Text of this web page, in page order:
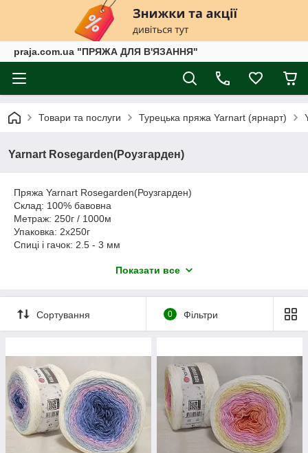
praja.com.ua "ПРЯЖА ДЛЯ В'ЯЗАННЯ"
Товари та послуги Турецька пряжа Yarnart (ярнарт)
Yarnart Rosegarden(Роузгарден)
Пряжа Yarnart Rosegarden(Роузгарден)
Склад: 100% бавовна
Метраж: 250г / 1000м
Упаковка: 2х250г
Спиці і гачок: 2.5 - 3 мм
Пряжа Yarnart Rosegarden(Роузгарден) - літня, м'яка
одного тону в інший.
Речі з пряжі Роузгарден будуть яскравими і неповторними, а
Показати все
Сортування 0 Фільтри